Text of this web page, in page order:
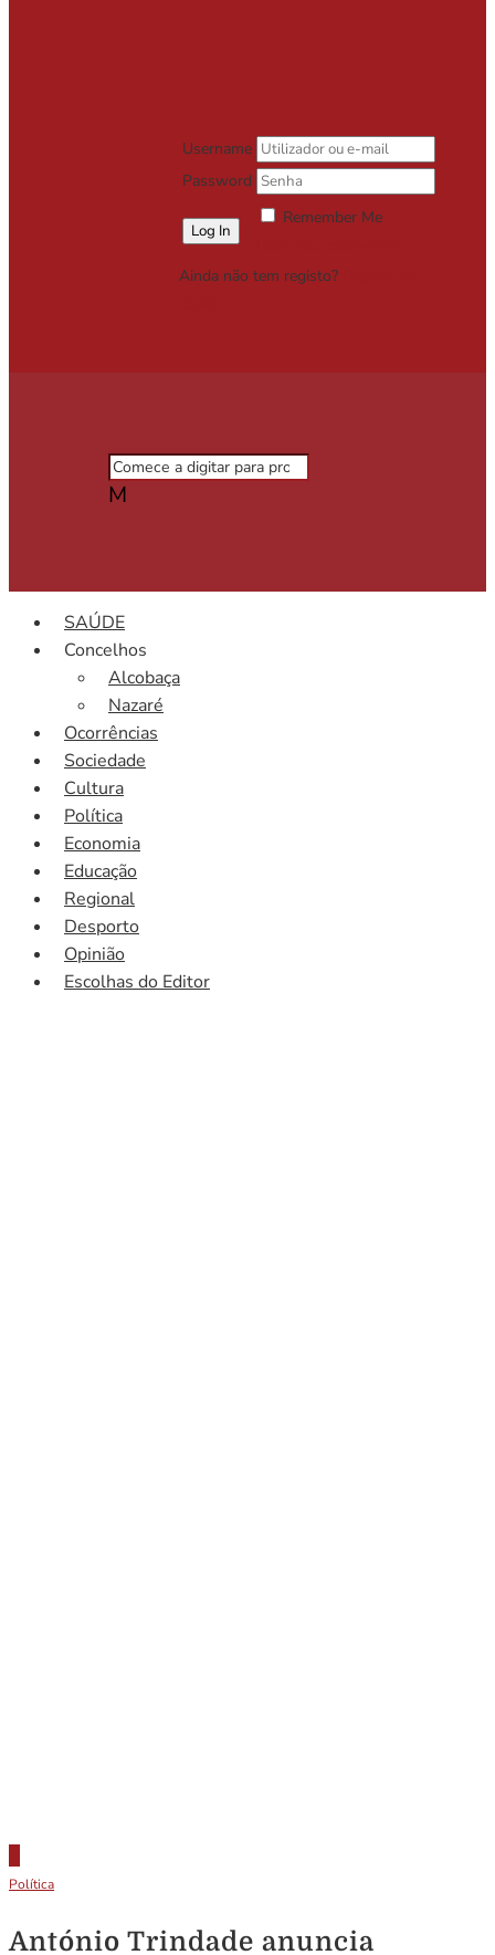
Username
Password
Remember Me
Ainda não tem registo?
M
SAÚDE
Concelhos
Alcobaça
Nazaré
Ocorrências
Sociedade
Cultura
Política
Economia
Educação
Regional
Desporto
Opinião
Escolhas do Editor
Política
António Trindade anuncia